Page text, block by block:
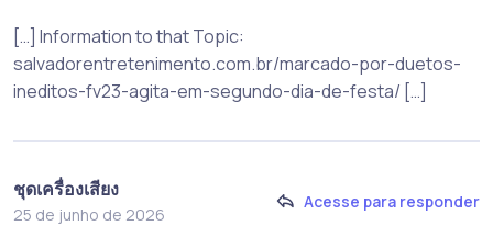
[…] Information to that Topic:
salvadorentretenimento.com.br/marcado-por-duetos-
ineditos-fv23-agita-em-segundo-dia-de-festa/ […]
ชุดเครื่องเสียง
25 de junho de 2026
Acesse para responder